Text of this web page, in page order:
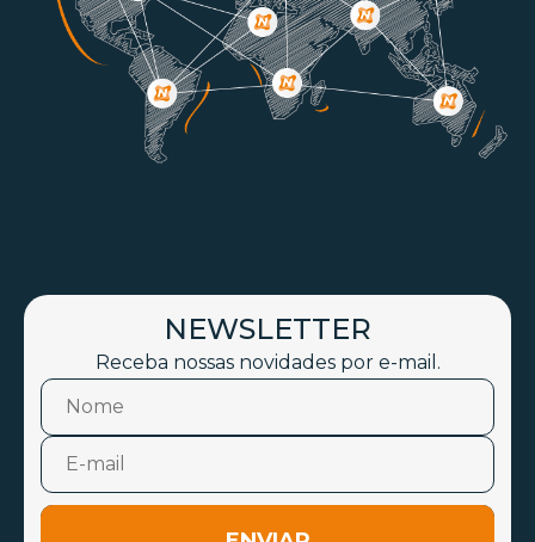
NEWSLETTER
Receba nossas novidades por e-mail.